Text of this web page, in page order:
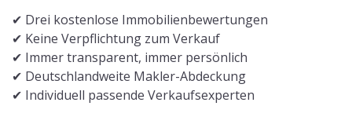
✔ Drei kostenlose Immobilienbewertungen
✔ Keine Verpflichtung zum Verkauf
✔ Immer transparent, immer persönlich
✔ Deutschlandweite Makler-Abdeckung
✔ Individuell passende Verkaufsexperten